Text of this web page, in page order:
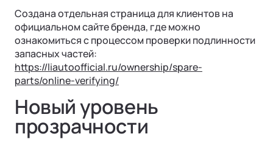
ОТ 9 650 000 ₽
Подробнее
Создана отдельная страница для клиентов на
официальном сайте бренда, где можно
ознакомиться с процессом проверки подлинности
запасных частей:
https://liautoofficial.ru/ownership/spare-
parts/online-verifying/
Новый уровень
прозрачности